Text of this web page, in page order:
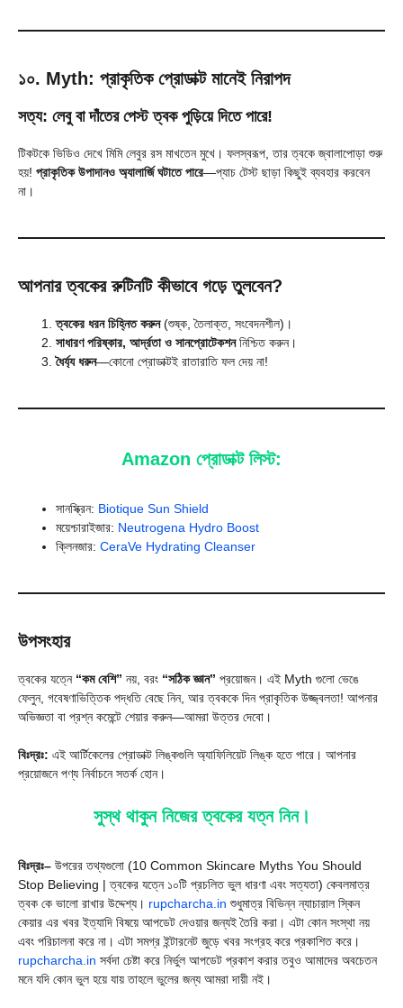
১০. Myth: প্রাকৃতিক প্রোডাক্ট মানেই নিরাপদ
সত্য: লেবু বা দাঁতের পেস্ট ত্বক পুড়িয়ে দিতে পারে!
টিকটকে ভিডিও দেখে মিমি লেবুর রস মাখতেন মুখে। ফলস্বরূপ, তার ত্বকে জ্বালাপোড়া শুরু
হয়! প্রাকৃতিক উপাদানও অ্যালার্জি ঘটাতে পারে—প্যাচ টেস্ট ছাড়া কিছুই ব্যবহার করবেন
না।
আপনার ত্বকের রুটিনটি কীভাবে গড়ে তুলবেন?
ত্বকের ধরন চিহ্নিত করুন(শুষ্ক, তৈলাক্ত, সংবেদনশীল)।
সাধারণ পরিষ্কার, আর্দ্রতা ও সানপ্রোটেকশননিশ্চিত করুন।
ধৈর্য্য ধরুন—কোনো প্রোডাক্টই রাতারাতি ফল দেয় না!
Amazon প্রোডাক্ট লিস্ট:
সানস্ক্রিন: Biotique Sun Shield
ময়েশ্চারাইজার: Neutrogena Hydro Boost
ক্লিনজার: CeraVe Hydrating Cleanser
উপসংহার
ত্বকের যত্নে “কম বেশি” নয়, বরং “সঠিক জ্ঞান” প্রয়োজন। এই Myth গুলো ভেঙে
ফেলুন, গবেষণাভিত্তিক পদ্ধতি বেছে নিন, আর ত্বককে দিন প্রাকৃতিক উজ্জ্বলতা! আপনার
অভিজ্ঞতা বা প্রশ্ন কমেন্টে শেয়ার করুন—আমরা উত্তর দেবো।
বিঃদ্রঃ: এই আর্টিকেলের প্রোডাক্ট লিঙ্কগুলি অ্যাফিলিয়েট লিঙ্ক হতে পারে। আপনার
প্রয়োজনে পণ্য নির্বাচনে সতর্ক হোন।
সুস্থ থাকুন নিজের ত্বকের যত্ন নিন।
বিঃদ্রঃ– উপরের তথ্যগুলো (10 Common Skincare Myths You Should
Stop Believing | ত্বকের যত্নে ১০টি প্রচলিত ভুল ধারণা এবং সত্যতা) কেবলমাত্র
ত্বক কে ভালো রাখার উদ্দেশ্য। rupcharcha.in শুধুমাত্র বিভিন্ন ন্যাচারাল স্কিন
কেয়ার এর খবর ইত্যাদি বিষয়ে আপডেট দেওয়ার জন্যই তৈরি করা। এটা কোন সংস্থা নয়
এবং পরিচালনা করে না। এটা সমগ্র ইন্টারনেট জুড়ে খবর সংগ্রহ করে প্রকাশিত করে।
rupcharcha.in সর্বদা চেষ্টা করে নির্ভুল আপডেট প্রকাশ করার তবুও আমাদের অবচেতন
মনে যদি কোন ভুল হয়ে যায় তাহলে ভুলের জন্য আমরা দায়ী নই।